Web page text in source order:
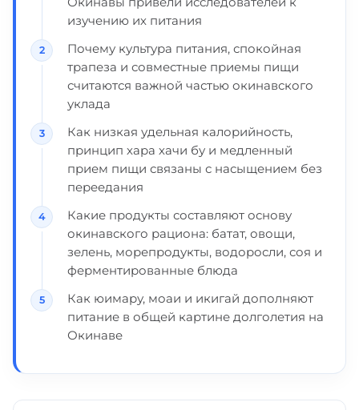
изучению их питания
Почему культура питания, спокойная
трапеза и совместные приемы пищи
считаются важной частью окинавского
уклада
Как низкая удельная калорийность,
принцип хара хачи бу и медленный
прием пищи связаны с насыщением без
переедания
Какие продукты составляют основу
окинавского рациона: батат, овощи,
зелень, морепродукты, водоросли, соя и
ферментированные блюда
Как юимару, моаи и икигай дополняют
питание в общей картине долголетия на
Окинаве